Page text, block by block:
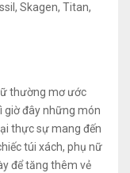
Skagen, Titan,
thường mơ ước
giờ đây những món
thực sự mang đến
túi xách, phụ nữ
để tăng thêm vẻ